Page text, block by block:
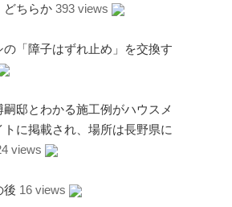
ップ ヒ
プリカ
二子
定申告 米
イト 障
どちらか 393 views
の「障子はずれ止め」を交換す
嗣邸とわかる施工例がハウスメ
トに掲載され、場所は長野県に
views
後 16 views